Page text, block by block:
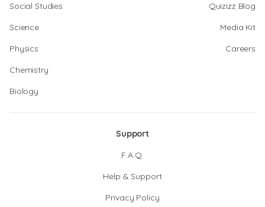
Social Studies
Science
Physics
Chemistry
Biology
Quizizz Blog
Media Kit
Careers
Support
F.A.Q.
Help & Support
Privacy Policy